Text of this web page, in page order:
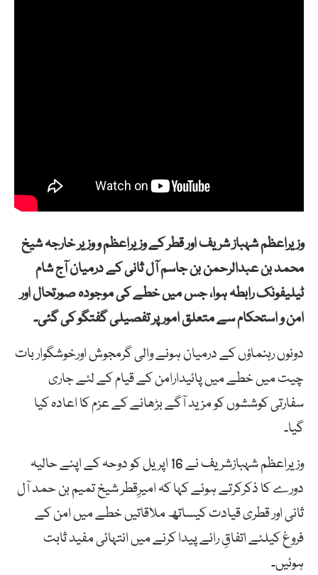
وزیراعظمشہباز شریفاور قطر کے وزیراعظم و وزیر خارجہشیخ
محمد بن عبدالرحمن بن جاسم آل ثانیکے درمیان آج شام
ٹیلیفونک رابطہ ہوا، جس میں خطے کی موجودہ صورتحال اور
امن و استحکام سے متعلق امور پر تفصیلی گفتگو کی گئی۔
دونوں رہنماؤں کے درمیان ہونے والی گرمجوش اورخوشگوار بات
چیت میں خطے میں پائیدارامن کے قیام کے لئے جاری
سفارتی کوششوں کو مزید آگے بڑھانے کے عزم کا اعادہ کیا
گیا۔
وزیراعظم شہبازشریف نے 16 اپریل کو دوحہ کے اپنے حالیہ
دورے کا ذکرکرتے ہوئے کہا کہ امیرِقطرشیخ تمیم بن حمد آل
ثانیاور قطری قیادت کیساتھ ملاقاتیں خطے میں امن کے
فروغ کیلئے اتفاقِ رائے پیدا کرنے میں انتہائی مفید ثابت
ہوئیں۔